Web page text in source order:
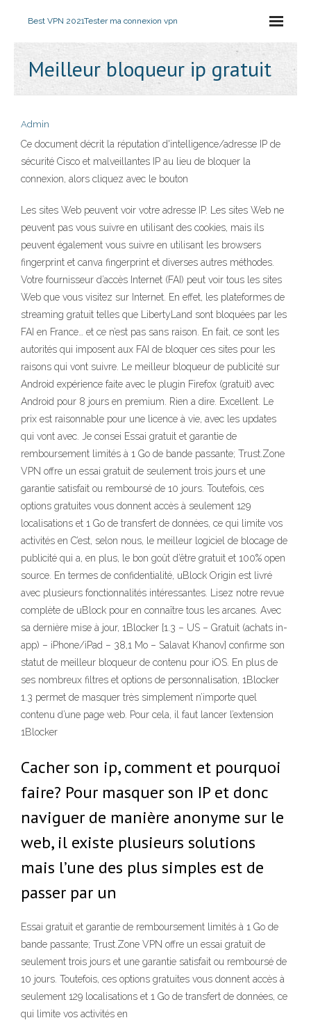
Best VPN 2021Tester ma connexion vpn
Meilleur bloqueur ip gratuit
Admin
Ce document décrit la réputation d'intelligence/adresse IP de
sécurité Cisco et malveillantes IP au lieu de bloquer la
connexion, alors cliquez avec le bouton
Les sites Web peuvent voir votre adresse IP. Les sites Web ne
peuvent pas vous suivre en utilisant des cookies, mais ils
peuvent également vous suivre en utilisant les browsers
fingerprint et canva fingerprint et diverses autres méthodes.
Votre fournisseur d’accès Internet (FAI) peut voir tous les sites
Web que vous visitez sur Internet. En effet, les plateformes de
streaming gratuit telles que LibertyLand sont bloquées par les
FAI en France… et ce n’est pas sans raison. En fait, ce sont les
autorités qui imposent aux FAI de bloquer ces sites pour les
raisons qui vont suivre. Le meilleur bloqueur de publicité sur
Android expérience faite avec le plugin Firefox (gratuit) avec
Android pour 8 jours en premium. Rien a dire. Excellent. Le
prix est raisonnable pour une licence à vie, avec les updates
qui vont avec. Je consei Essai gratuit et garantie de
remboursement limités à 1 Go de bande passante; Trust.Zone
VPN offre un essai gratuit de seulement trois jours et une
garantie satisfait ou remboursé de 10 jours. Toutefois, ces
options gratuites vous donnent accès à seulement 129
localisations et 1 Go de transfert de données, ce qui limite vos
activités en C’est, selon nous, le meilleur logiciel de blocage de
publicité qui a, en plus, le bon goût d’être gratuit et 100% open
source. En termes de confidentialité, uBlock Origin est livré
avec plusieurs fonctionnalités intéressantes. Lisez notre revue
complète de uBlock pour en connaître tous les arcanes. Avec
sa dernière mise à jour, 1Blocker [1.3 – US – Gratuit (achats in-
app) – iPhone/iPad – 38,1 Mo – Salavat Khanov] confirme son
statut de meilleur bloqueur de contenu pour iOS. En plus de
ses nombreux filtres et options de personnalisation, 1Blocker
1.3 permet de masquer très simplement n’importe quel
contenu d’une page web. Pour cela, il faut lancer l’extension
1Blocker
Cacher son ip, comment et pourquoi
faire? Pour masquer son IP et donc
naviguer de manière anonyme sur le
web, il existe plusieurs solutions
mais l’une des plus simples est de
passer par un
Essai gratuit et garantie de remboursement limités à 1 Go de
bande passante; Trust.Zone VPN offre un essai gratuit de
seulement trois jours et une garantie satisfait ou remboursé de
10 jours. Toutefois, ces options gratuites vous donnent accès à
seulement 129 localisations et 1 Go de transfert de données, ce
qui limite vos activités en